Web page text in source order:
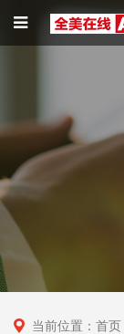
当前位置： 首页